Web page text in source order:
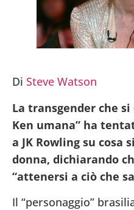
Di Steve Watson
La transgender che
Ken umana” ha
a JK Rowling su cosa
donna, dichiarando
“attenersi a ciò che
Il “personaggio”